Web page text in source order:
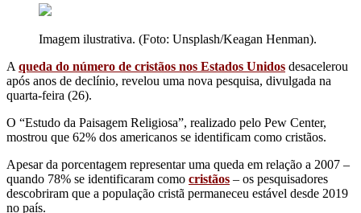
Imagem ilustrativa. (Foto: Unsplash/Keagan Henman).
A queda do número de cristãos nos Estados Unidos desacelerou
após anos de declínio, revelou uma nova pesquisa, divulgada na
quarta-feira (26).
O “Estudo da Paisagem Religiosa”, realizado pelo Pew Center,
mostrou que 62% dos americanos se identificam como cristãos.
Apesar da porcentagem representar uma queda em relação a 2007 –
quando 78% se identificaram como cristãos – os pesquisadores
descobriram que a população cristã permaneceu estável desde 2019
no país.